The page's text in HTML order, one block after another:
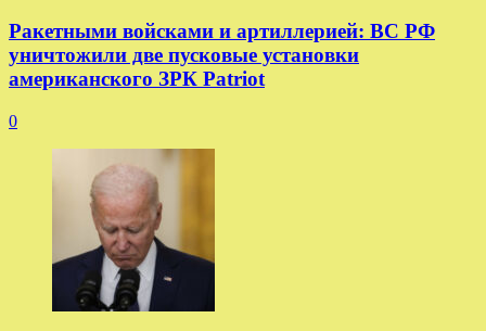
Ракетными войсками и артиллерией: ВС РФ
уничтожили две пусковые установки
американского ЗРК Patriot
0